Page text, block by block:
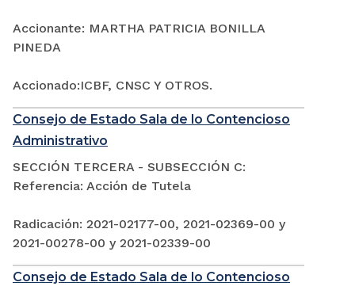
Accionante: MARTHA PATRICIA BONILLA
PINEDA
Accionado:ICBF, CNSC Y OTROS.
Consejo de Estado Sala de lo Contencioso
Administrativo
SECCIÓN TERCERA - SUBSECCIÓN C:
Referencia: Acción de Tutela
Radicación: 2021-02177-00, 2021-02369-00 y
2021-00278-00 y 2021-02339-00
Consejo de Estado Sala de lo Contencioso